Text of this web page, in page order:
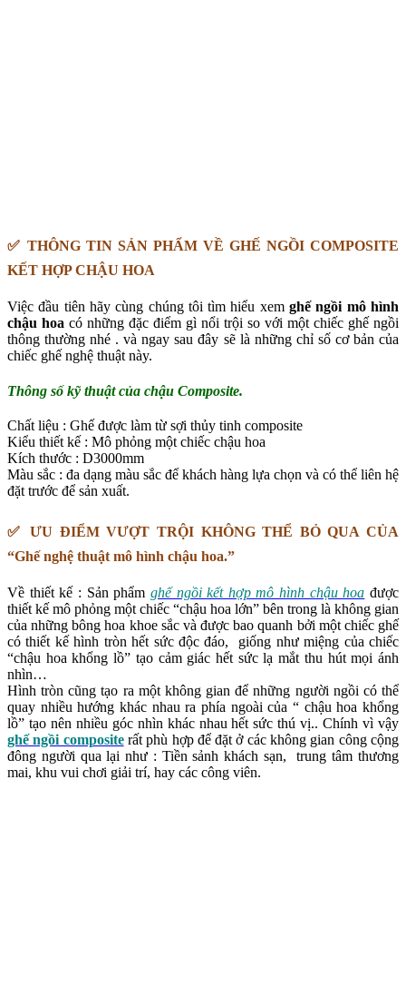
✅ THÔNG TIN SẢN PHẨM VỀ GHẾ NGỒI COMPOSITE
KẾT HỢP CHẬU HOA
Việc đầu tiên hãy cùng chúng tôi tìm hiểu xemghế ngồi mô hình
chậu hoa có những đặc điểm gì nổi trội so với một chiếc ghế ngồi
thông thường nhé . và ngay sau đây sẽ là những chỉ số cơ bản của
chiếc ghế nghệ thuật này.
Thông số kỹ thuật của chậu Composite.
Chất liệu : Ghế được làm từ sợi thủy tinh composite
Kiểu thiết kế : Mô phỏng một chiếc chậu hoa
Kích thước : D3000mm
Màu sắc : đa dạng màu sắc để khách hàng lựa chọn và có thể liên hệ
đặt trước để sản xuất.
✅ ƯU ĐIỂM VƯỢT TRỘI KHÔNG THỂ BỎ QUA CỦA
“Ghế nghệ thuật mô hình chậu hoa.”
Về thiết kế : Sản phẩm ghế ngồi kết hợp mô hình chậu hoa được
thiết kế mô phỏng một chiếc “chậu hoa lớn” bên trong là không gian
của những bông hoa khoe sắc và được bao quanh bởi một chiếc ghế
có thiết kế hình tròn hết sức độc đáo, giống như miệng của chiếc
“chậu hoa khổng lồ” tạo cảm giác hết sức lạ mắt thu hút mọi ánh
nhìn…
Hình tròn cũng tạo ra một không gian để những người ngồi có thể
quay nhiều hướng khác nhau ra phía ngoài của “ chậu hoa khổng
lồ” tạo nên nhiều góc nhìn khác nhau hết sức thú vị.. Chính vì vậy
ghế ngồi compositerất phù hợp để đặt ở các không gian công cộng
đông người qua lại như : Tiền sảnh khách sạn, trung tâm thương
mai, khu vui chơi giải trí, hay các công viên.